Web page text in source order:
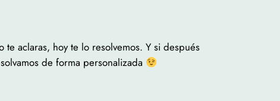
te aclaras, hoy te lo resolvemos. Y si después
de forma personalizada